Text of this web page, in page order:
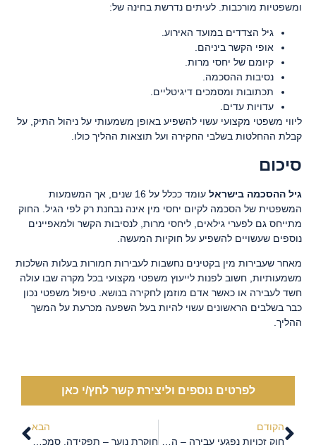
ומשפטיות מורכבות. לעיתים נדרשת בחינה של:
גיל הצדדים במועד האירוע.
אופי הקשר ביניהם.
קיומם של יחסי מרות.
נסיבות ההסכמה.
תכתובות ומסמכים דיגיטליים.
עדויות עדים.
ליווי משפטי מקצועי עשוי להשפיע באופן משמעותי על ניהול התיק, על
קבלת ההחלטות בשלבי החקירה ועל תוצאות ההליך כולו.
סיכום
גיל ההסכמה בישראל
עומד ככלל על 16 שנים, אך המשמעות
המשפטית של הסכמה לקיום יחסי מין אינה נבחנת רק לפי הגיל. החוק
מתייחס גם לפערי גילאים, ליחסי מרות, לנסיבות הקשר ולמאפיינים
נוספים שעשויים להשפיע על חוקיות המעשה.
מאחר שעבירות מין בקטינים נחשבות לעבירות חמורות בעלות השלכות
משמעותיות, חשוב לפנות לייעוץ משפטי מקצועי בכל מקרה שבו עולה
חשד לעבירה או כאשר אדם מוזמן לחקירה בנושא. טיפול משפטי נכון
כבר בשלבים הראשונים עשוי להיות בעל השפעה מכרעת על המשך
ההליך.
לפרטים נוספים וליצירת קשר לחץ/י כאן
הקודם
הבא